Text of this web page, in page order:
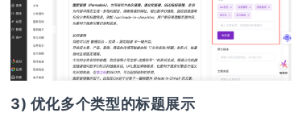
3) 优化多个类型的标题展示